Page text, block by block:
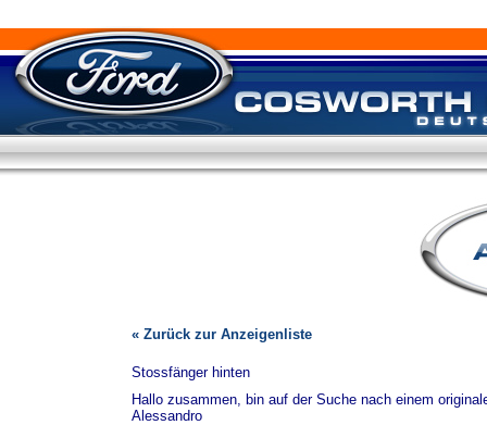
« Zurück zur Anzeigenliste
Stossfänger hinten
Hallo zusammen, bin auf der Suche nach einem
Alessandro